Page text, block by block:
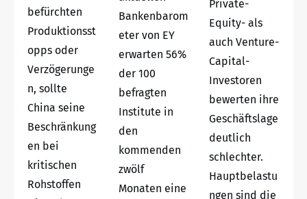
befürchten
Produktionsst
opps oder
Verzögerunge
n, sollte
China seine
Beschränkung
en bei
kritischen
Rohstoffen
Bankenbarom
eter von EY
erwarten 56%
der 100
befragten
Institute in
den
kommenden
zwölf
Monaten eine
Private-
Equity- als
auch Venture-
Capital-
Investoren
bewerten ihre
Geschäftslage
deutlich
schlechter.
Hauptbelastu
ngen sind die